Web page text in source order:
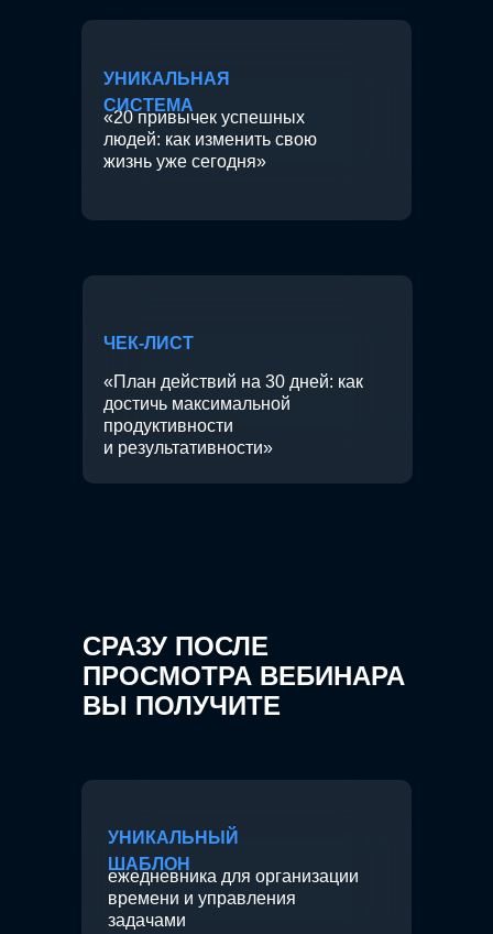
ЧЕК-ЛИСТ
«План действий на 30 дней: как
достичь максимальной
продуктивности
и результативности»
«20 привычек успешных
людей: как изменить свою
жизнь уже сегодня»
УНИКАЛЬНАЯ
СИСТЕМА
СРАЗУ ПОСЛЕ
ПРОСМОТРА ВЕБИНАРА
ВЫ ПОЛУЧИТЕ
УНИКАЛЬНЫЙ
ШАБЛОН
ежедневника для организации
времени и управления
задачами